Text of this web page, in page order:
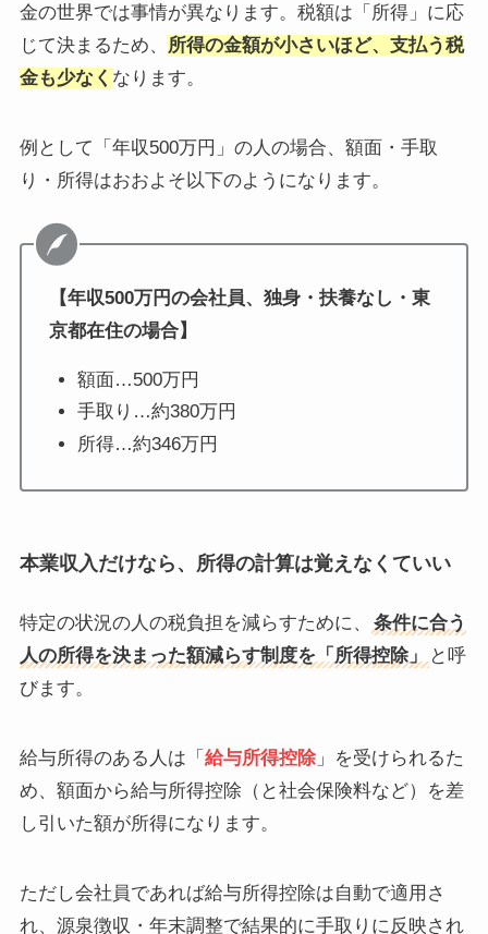
金の世界では事情が異なります。税額は「所得」に応
じて決まるため、
所得の金額が小さいほど、支払う税
金も少なく なります。
例として「年収500万円」の人の場合、額面・手取
り・所得はおおよそ以下のようになります。
【年収500万円の会社員、独身・扶養なし・東
京都在住の場合】
額面…500万円
手取り…約380万円
所得…約346万円
本業収入だけなら、所得の計算は覚えなくていい
特定の状況の人の税負担を減らすために、
条件に合う
人の所得を決まった額減らす制度を「所得控除」
と呼
びます。
給与所得のある人は「 給与所得控除」を受けられるた
め、額面から給与所得控除（と社会保険料など）を差
し引いた額が所得になります。
ただし会社員であれば給与所得控除は自動で適用さ
れ、源泉徴収・年末調整で結果的に手取りに反映され